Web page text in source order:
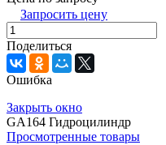
Запросить цену
Поделиться
Ошибка
Закрыть окно
GA164 Гидроцилиндр
Просмотренные товары